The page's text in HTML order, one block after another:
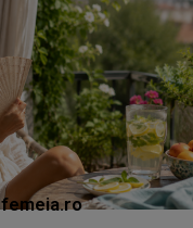
femeia.ro